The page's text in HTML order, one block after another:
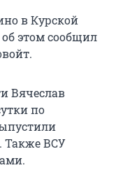
в Курской
об этом сообщил
Вячеслав
по
Также ВСУ